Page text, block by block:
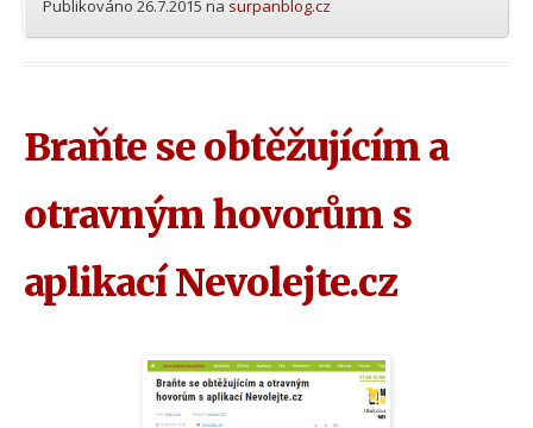
Publikováno 26.7.2015 na surpanblog.cz
Braňte se obtěžujícím a
otravným hovorům s
aplikací Nevolejte.cz